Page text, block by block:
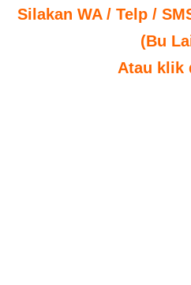
Silakan WA / Telp /
(Bu
Atau klik